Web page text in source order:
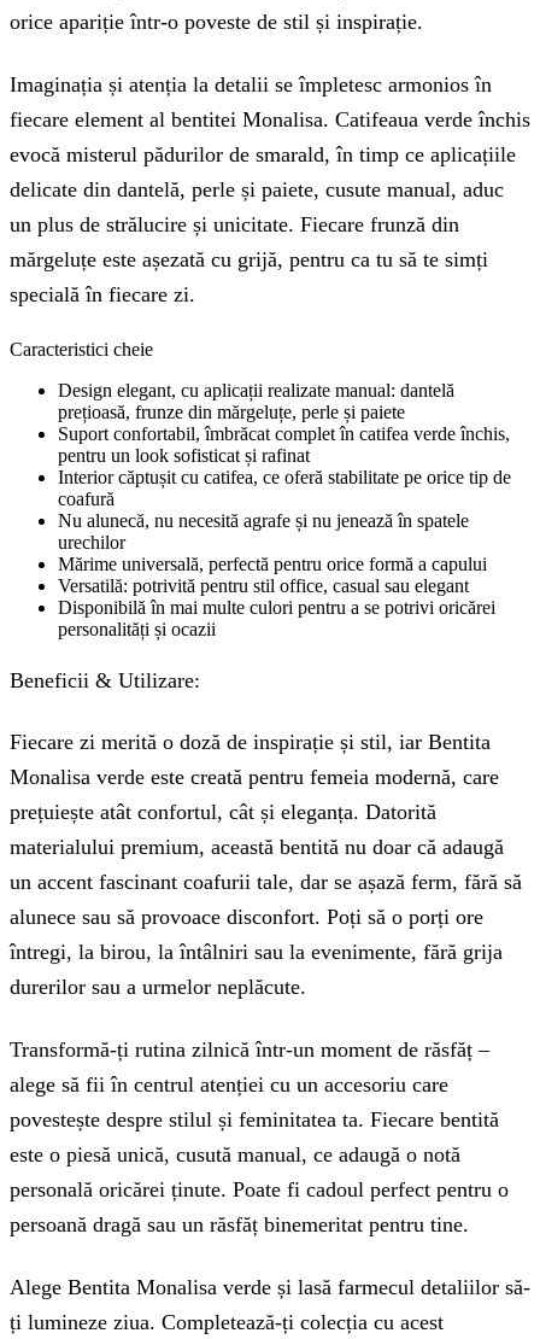
orice apariție într-o poveste de stil și inspirație.
Imaginația și atenția la detalii se împletesc armonios în
fiecare element al bentitei Monalisa. Catifeaua verde închis
evocă misterul pădurilor de smarald, în timp ce aplicațiile
delicate din dantelă, perle și paiete, cusute manual, aduc
un plus de strălucire și unicitate. Fiecare frunză din
mărgeluțe este așezată cu grijă, pentru ca tu să te simți
specială în fiecare zi.
Caracteristici cheie
Design elegant, cu aplicații realizate manual: dantelă
prețioasă, frunze din mărgeluțe, perle și paiete
Suport confortabil, îmbrăcat complet în catifea verde închis,
pentru un look sofisticat și rafinat
Interior căptușit cu catifea, ce oferă stabilitate pe orice tip de
coafură
Nu alunecă, nu necesită agrafe și nu jenează în spatele
urechilor
Mărime universală, perfectă pentru orice formă a capului
Versatilă: potrivită pentru stil office, casual sau elegant
Disponibilă în mai multe culori pentru a se potrivi oricărei
personalități și ocazii
Beneficii & Utilizare:
Fiecare zi merită o doză de inspirație și stil, iar Bentita
Monalisa verde este creată pentru femeia modernă, care
prețuiește atât confortul, cât și eleganța. Datorită
materialului premium, această bentită nu doar că adaugă
un accent fascinant coafurii tale, dar se așază ferm, fără să
alunece sau să provoace disconfort. Poți să o porți ore
întregi, la birou, la întâlniri sau la evenimente, fără grija
durerilor sau a urmelor neplăcute.
Transformă-ți rutina zilnică într-un moment de răsfăț –
alege să fii în centrul atenției cu un accesoriu care
povestește despre stilul și feminitatea ta. Fiecare bentită
este o piesă unică, cusută manual, ce adaugă o notă
personală oricărei ținute. Poate fi cadoul perfect pentru o
persoană dragă sau un răsfăț binemeritat pentru tine.
Alege Bentita Monalisa verde și lasă farmecul detaliilor să-
ți lumineze ziua. Completează-ți colecția cu acest